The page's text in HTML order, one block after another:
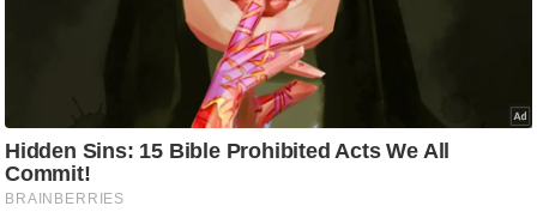
स
मी
क्षा